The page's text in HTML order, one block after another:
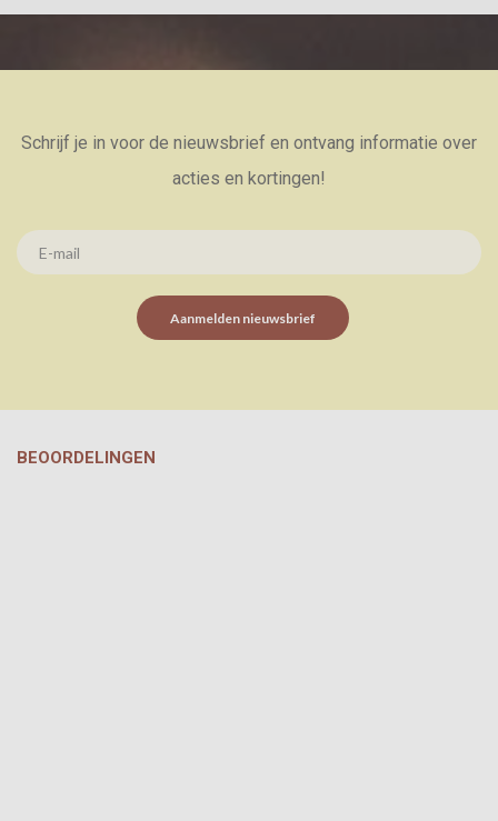
Schrijf je in voor de nieuwsbrief en ontvang informatie over
acties en kortingen!
Aanmelden nieuwsbrief
BEOORDELINGEN